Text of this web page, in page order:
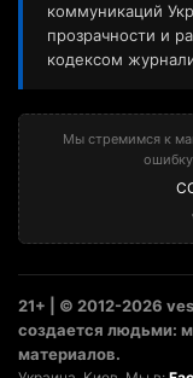
коммуникаций
прозрачности и
кодексом
Мы стремимся к
21+ | © 2012-2026
создается людьми:
материалов.